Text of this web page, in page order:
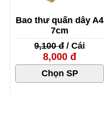
Bao thư quấn dây A4
7cm
9,100 đ / Cái
8,000 đ